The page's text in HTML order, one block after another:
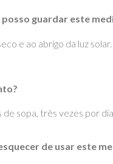
guardar este
e ao abrigo da luz
de sopa, três vezes por
de usar este